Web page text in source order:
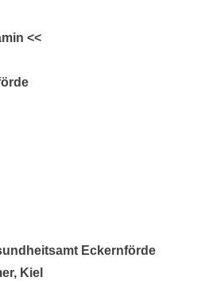
<<
Eckernförde
Kiel